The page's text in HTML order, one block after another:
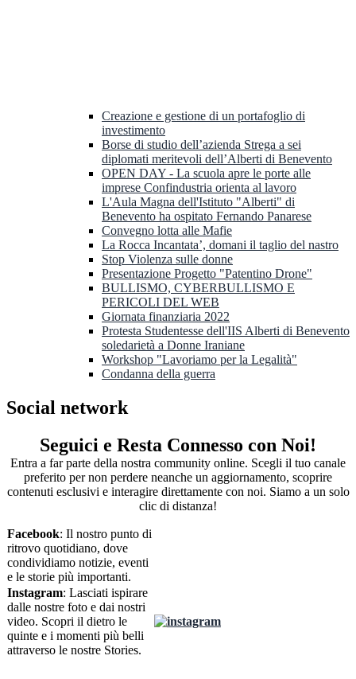
Creazione e gestione di un portafoglio di
investimento
Borse di studio dell’azienda Strega a sei
diplomati meritevoli dell’Alberti di Benevento
OPEN DAY - La scuola apre le porte alle
imprese Confindustria orienta al lavoro
L'Aula Magna dell'Istituto "Alberti" di
Benevento ha ospitato Fernando Panarese
Convegno lotta alle Mafie
La Rocca Incantata’, domani il taglio del nastro
Stop Violenza sulle donne
Presentazione Progetto "Patentino Drone"
BULLISMO, CYBERBULLISMO E
PERICOLI DEL WEB
Giornata finanziaria 2022
Protesta Studentesse dell'IIS Alberti di Benevento
soledarietà a Donne Iraniane
Workshop "Lavoriamo per la Legalità"
Condanna della guerra
Social network
Seguici e Resta Connesso con Noi!
Entra a far parte della nostra community online. Scegli il tuo canale
preferito per non perdere neanche un aggiornamento, scoprire
contenuti esclusivi e interagire direttamente con noi. Siamo a un solo
clic di distanza!
Facebook: Il nostro punto di
ritrovo quotidiano, dove
condividiamo notizie, eventi
e le storie più importanti.
Instagram: Lasciati ispirare
dalle nostre foto e dai nostri
video. Scopri il dietro le
quinte e i momenti più belli
attraverso le nostre Stories.